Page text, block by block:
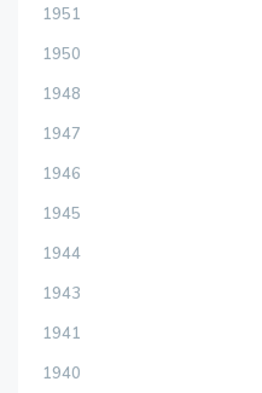
1951
1950
1948
1947
1946
1945
1944
1943
1941
1940